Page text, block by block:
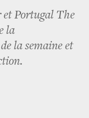
Portugal The
la
la semaine et